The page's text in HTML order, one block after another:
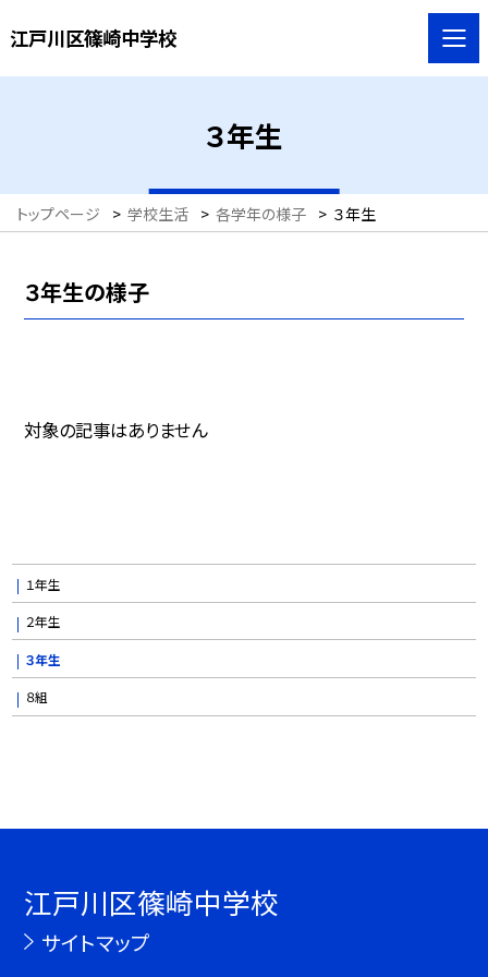
江戸川区篠崎中学校
３年生
トップページ > 学校生活 > 各学年の様子 > ３年生
３年生の様子
対象の記事はありません
１年生
２年生
３年生
８組
江戸川区篠崎中学校
サイトマップ